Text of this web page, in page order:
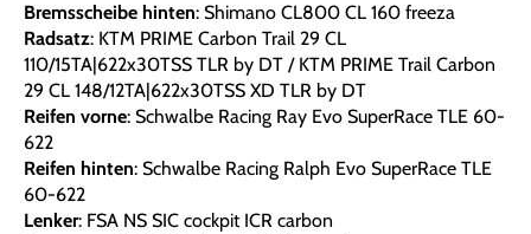
Bremsscheibe hinten: Shimano CL800 CL 160 freeza
Radsatz: KTM PRIME Carbon Trail 29 CL
110/15TA|622x30TSS TLR by DT / KTM PRIME Trail Carbon
29 CL 148/12TA|622x30TSS XD TLR by DT
Reifen vorne: Schwalbe Racing Ray Evo SuperRace TLE 60-
622
Reifen hinten: Schwalbe Racing Ralph Evo SuperRace TLE
60-622
Lenker: FSA NS SIC cockpit ICR carbon